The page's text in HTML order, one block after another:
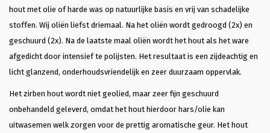
hout met olie of harde was op natuurlijke basis en vrij van schadelijke
stoffen. Wij oliën liefst driemaal. Na het oliën wordt gedroogd (2x) en
geschuurd (2x). Na de laatste maal oliën wordt het hout als het ware
afgedicht door intensief te polijsten. Het resultaat is een zijdeachtig en
licht glanzend, onderhoudsvriendelijk en zeer duurzaam oppervlak.
Het zirben hout wordt niet geolied, maar zeer fijn geschuurd
onbehandeld geleverd, omdat het hout hierdoor hars/olie kan
uitwasemen welk zorgen voor de prettig aromatische geur. Het hout